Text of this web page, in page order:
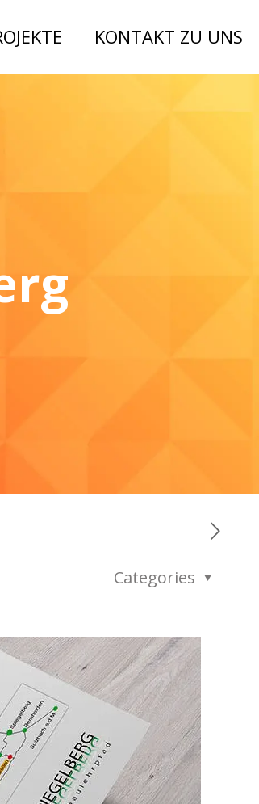
KONTAKT ZU UNS
Categories